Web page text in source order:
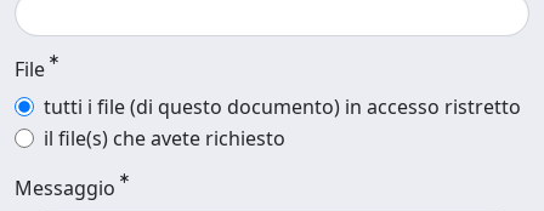
File
tutti i file (di questo documento) in accesso ristretto
il file(s) che avete richiesto
Messaggio